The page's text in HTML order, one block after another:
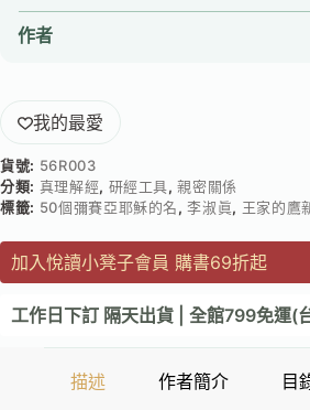
作者
我的最愛
貨號: 56R003
分類: 真理解經, 研經工具,親密關係
標籤: 50個彌賽亞耶穌的名,李淑眞, 王家的鷹
加入悅讀小凳子會員 購書69折起
工作日下訂 隔天出貨 | 全館799免運(
描述 作者簡介 目